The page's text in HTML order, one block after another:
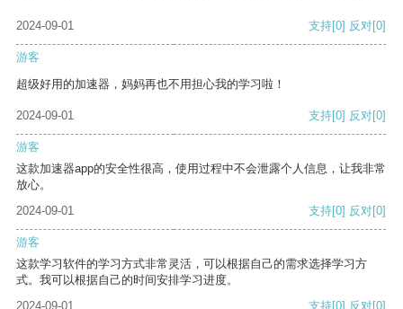
2024-09-01 支持[0] 反对[0]
游客
超级好用的加速器，妈妈再也不用担心我的学习啦！
2024-09-01 支持[0] 反对[0]
游客
这款加速器app的安全性很高，使用过程中不会泄露个人信息，让我非常
放心。
2024-09-01
支持[0] 反对[0]
游客
这款学习软件的学习方式非常灵活，可以根据自己的需求选择学习方
式。我可以根据自己的时间安排学习进度。
2024-09-01
支持[0] 反对[0]